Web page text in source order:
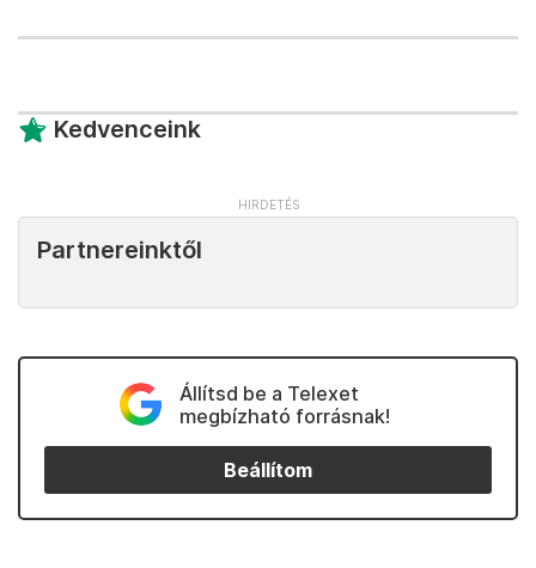
Kedvenceink
Partnereinktől
Állítsd be a Telexet
megbízható forrásnak!
Beállítom